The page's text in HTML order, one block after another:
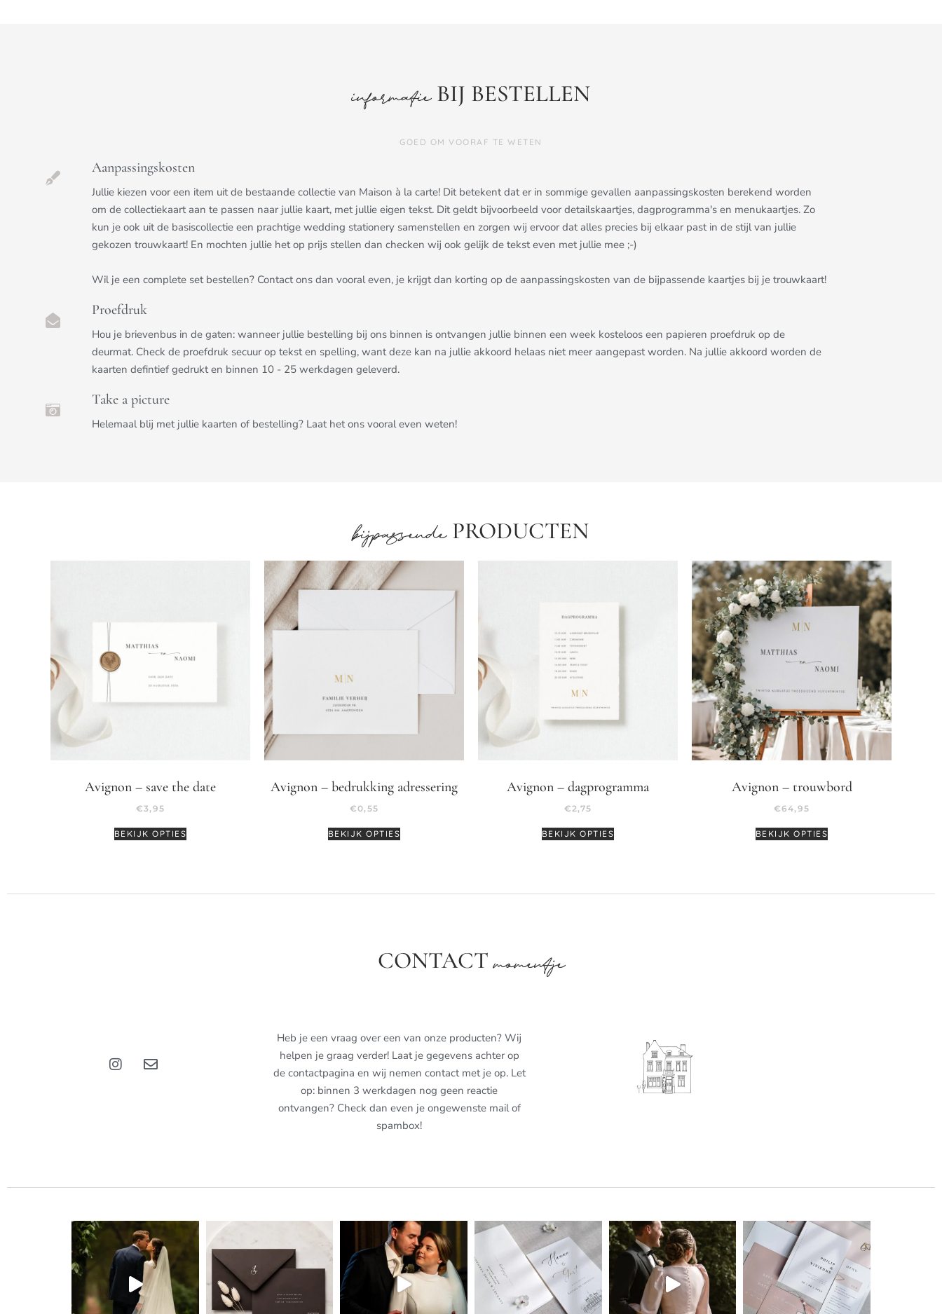
informatieBIJ BESTELLEN
GOED OM VOORAF TE WETEN
Aanpassingskosten
Jullie kiezen voor een item uit de bestaande collectie van Maison à la carte! Dit betekent dat er in sommige gevallen aanpassingskosten berekend worden
om de collectiekaart aan te passen naar jullie kaart, met jullie eigen tekst. Dit geldt bijvoorbeeld voor detailskaartjes, dagprogramma's en menukaartjes. Zo
kun je ook uit de basiscollectie een prachtige wedding stationery samenstellen en zorgen wij ervoor dat alles precies bij elkaar past in de stijl van jullie
gekozen trouwkaart! En mochten jullie het op prijs stellen dan checken wij ook gelijk de tekst even met jullie mee ;-)
Wil je een complete set bestellen? Contact ons dan vooral even, je krijgt dan korting op de aanpassingskosten van de bijpassende kaartjes bij je trouwkaart!
Proefdruk
Hou je brievenbus in de gaten: wanneer jullie bestelling bij ons binnen is ontvangen jullie binnen een week kosteloos een papieren proefdruk op de
deurmat. Check de proefdruk secuur op tekst en spelling, want deze kan na jullie akkoord helaas niet meer aangepast worden. Na jullie akkoord worden de
kaarten defintief gedrukt en binnen 10 - 25 werkdagen geleverd.
Take a picture
Helemaal blij met jullie kaarten of bestelling? Laat het ons vooral even weten!
bijpassendePRODUCTEN
Avignon – save the date
€3,95
BEKIJK OPTIES
Avignon – bedrukking adressering
€0,55
BEKIJK OPTIES
Avignon – dagprogramma
€2,75
BEKIJK OPTIES
Avignon – trouwbord
€64,95
BEKIJK OPTIES
CONTACTmomentje
Heb je een vraag over een van onze producten? Wij
helpen je graag verder! Laat je gegevens achter op
de contactpagina en wij nemen contact met je op. Let
op: binnen 3 werkdagen nog geen reactie
ontvangen? Check dan even je ongewenste mail of
spambox!